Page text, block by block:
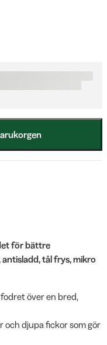
för bättre
tål frys, mikro
över en bred,
och djupa fickor som gör